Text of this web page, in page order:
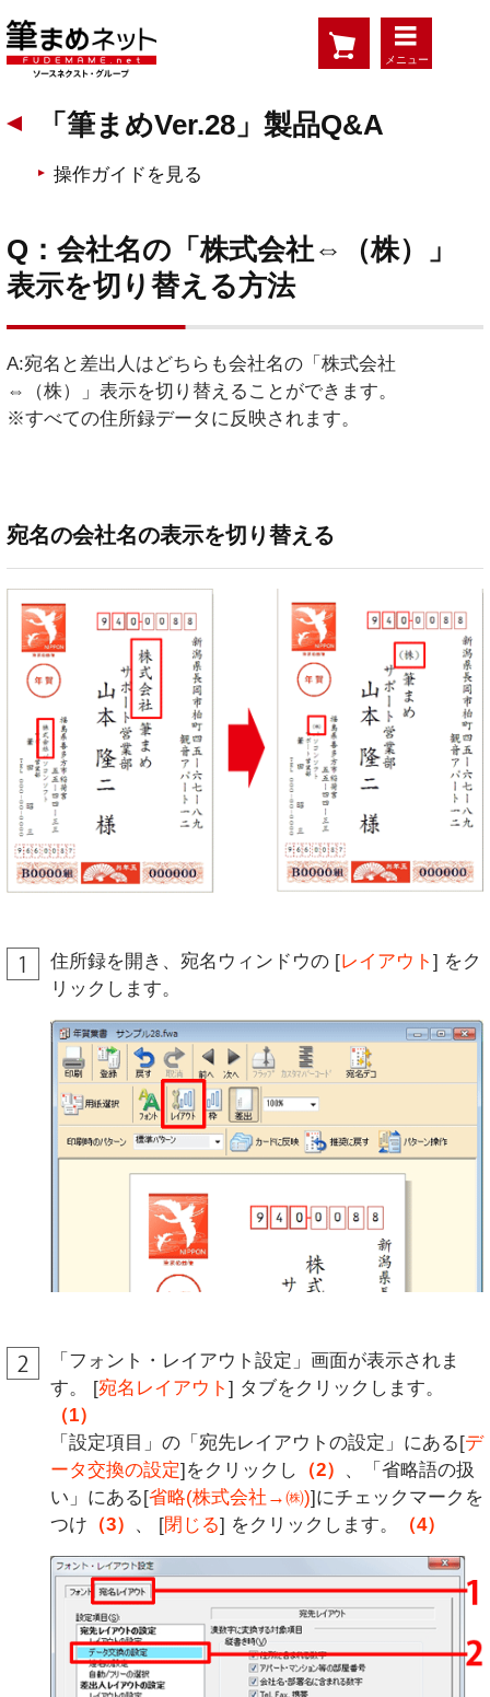
メニュー
「筆まめVer.28」製品Q&A
操作ガイドを見る
Q：会社名の「株式会社⇔（株）」
表示を切り替える方法
A:宛名と差出人はどちらも会社名の「株式会社
⇔（株）」表示を切り替えることができます。
※すべての住所録データに反映されます。
宛名の会社名の表示を切り替える
住所録を開き、宛名ウィンドウの [レイアウト ] をク
リックします。
「フォント・レイアウト設定」画面が表示されま
す。 [宛名レイアウト ] タブをクリックします。
（1）
「設定項目」の「宛先レイアウトの設定」にある[デ
ータ交換の設定]をクリックし （2）
、「省略語の扱
い」にある[省略(株式会社→㈱)]にチェックマークを
つけ （3） 、 [閉じる] をクリックします。 （4）